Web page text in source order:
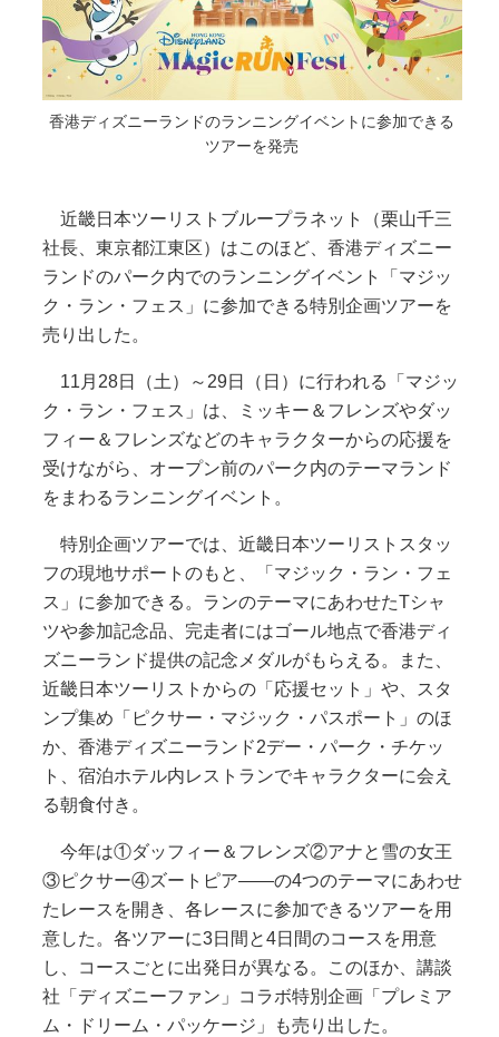
香港ディズニーランドのランニングイベントに参加できる
ツアーを発売
近畿日本ツーリストブループラネット（栗山千三
社長、東京都江東区）はこのほど、香港ディズニー
ランドのパーク内でのランニングイベント「マジッ
ク・ラン・フェス」に参加できる特別企画ツアーを
売り出した。
11月28日（土）～29日（日）に行われる「マジッ
ク・ラン・フェス」は、ミッキー＆フレンズやダッ
フィー＆フレンズなどのキャラクターからの応援を
受けながら、オープン前のパーク内のテーマランド
をまわるランニングイベント。
特別企画ツアーでは、近畿日本ツーリストスタッ
フの現地サポートのもと、「マジック・ラン・フェ
ス」に参加できる。ランのテーマにあわせたTシャ
ツや参加記念品、完走者にはゴール地点で香港ディ
ズニーランド提供の記念メダルがもらえる。また、
近畿日本ツーリストからの「応援セット」や、スタ
ンプ集め「ピクサー・マジック・パスポート」のほ
か、香港ディズニーランド2デー・パーク・チケッ
ト、宿泊ホテル内レストランでキャラクターに会え
る朝食付き。
今年は①ダッフィー＆フレンズ②アナと雪の女王
③ピクサー④ズートピア――の4つのテーマにあわせ
たレースを開き、各レースに参加できるツアーを用
意した。各ツアーに3日間と4日間のコースを用意
し、コースごとに出発日が異なる。このほか、講談
社「ディズニーファン」コラボ特別企画「プレミア
ム・ドリーム・パッケージ」も売り出した。